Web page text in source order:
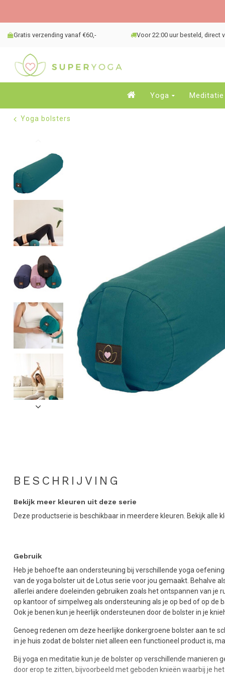
Gratis verzending vanaf €60,- Voor 22:00 uur besteld, direct
Yoga Meditatie
Yoga bolsters
BESCHRIJVING
Bekijk meer kleuren uit deze serie
Deze productserie is beschikbaar in meerdere kleuren. Bekijk alle
Gebruik
Heb je behoefte aan ondersteuning bij verschillende yoga
van de yoga bolster uit de Lotus serie voor jou gemaakt. Behalve
allerlei andere doeleinden gebruiken zoals het ontspannen van je
op kantoor of simpelweg als ondersteuning als je op bed of op de
Ook je benen kun je heerlijk ondersteunen door de bolster in je
Genoeg redenen om deze heerlijke donkergroene bolster aan te
in je huis zodat de bolster niet alleen een functioneel product is,
Bij yoga en meditatie kun je de bolster op verschillende manieren
door erop te zitten, bijvoorbeeld met geboden knieën waarbij je